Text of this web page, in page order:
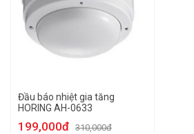
Đầu báo nhiệt gia tăng
HORING AH-0633
199,000đ 310,000đ